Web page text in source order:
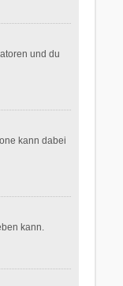
und du
kann dabei
kann.